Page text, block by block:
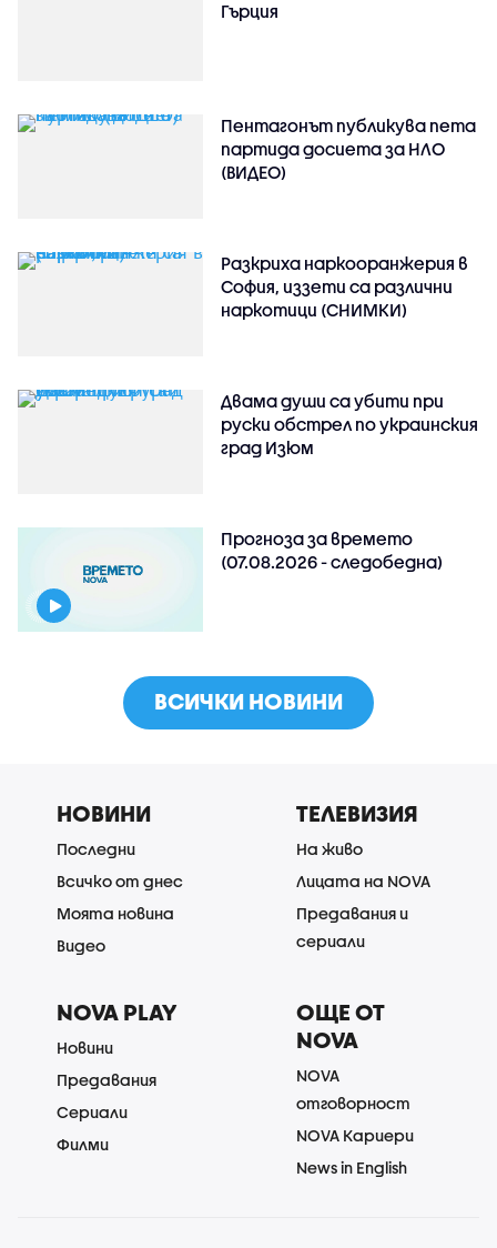
Гърция
Пентагонът публикува пета
партида досиета за НЛО
(ВИДЕО)
Разкриха наркооранжерия в
София, иззети са различни
наркотици (СНИМКИ)
Двама души са убити при
руски обстрeл по украинския
град Изюм
Прогноза за времето
(07.08.2026 - следобедна)
ВСИЧКИ НОВИНИ
НОВИНИ
Последни
Всичко от днес
Моята новина
Видео
ТЕЛЕВИЗИЯ
На живо
Лицата на NOVA
Предавания и
сериали
NOVA PLAY
Новини
Предавания
Сериали
Филми
ОЩЕ ОТ
NOVA
NOVA
отговорност
NOVA Кариери
News in English